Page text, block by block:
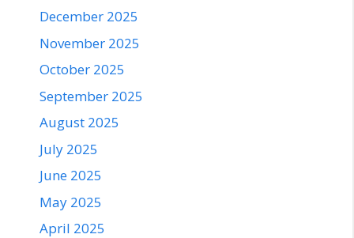
December 2025
November 2025
October 2025
September 2025
August 2025
July 2025
June 2025
May 2025
April 2025